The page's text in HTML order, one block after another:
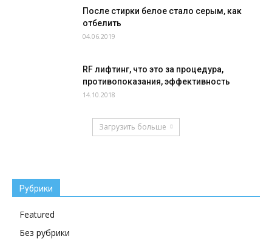
После стирки белое стало серым, как
отбелить
04.06.2019
RF лифтинг, что это за процедура,
противопоказания, эффективность
14.10.2018
Загрузить больше
Рубрики
Featured
Без рубрики